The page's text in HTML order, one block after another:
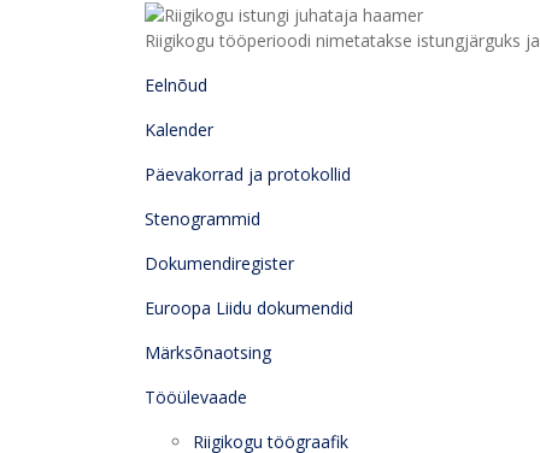
Riigikogu tööperioodi nimetatakse istungjärguks
Eelnõud
Kalender
Päevakorrad ja protokollid
Stenogrammid
Dokumendiregister
Euroopa Liidu dokumendid
Märksõnaotsing
Tööülevaade
Riigikogu töögraafik